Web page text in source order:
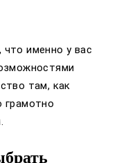
именно у вас
там, как
грамотно